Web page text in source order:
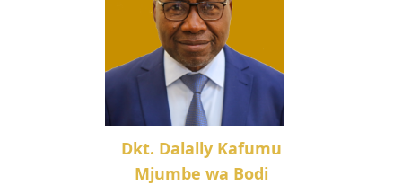
Dkt. Dalally Kafumu
Mjumbe wa Bodi